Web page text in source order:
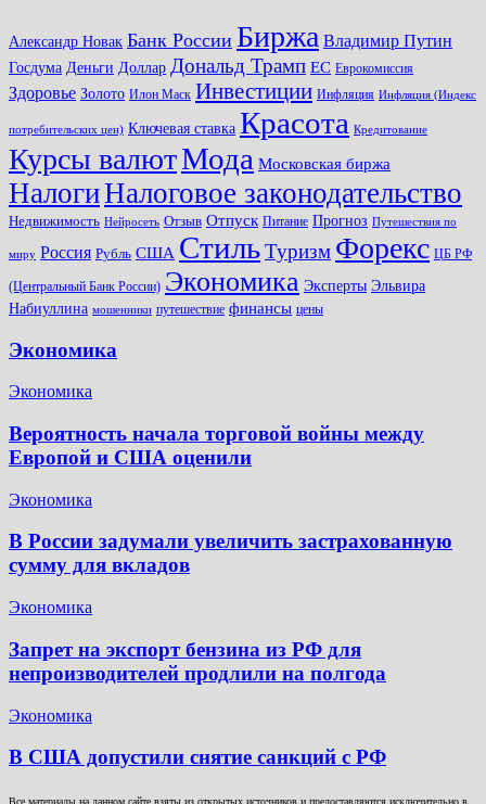
Александр Новак Банк России Биржа Владимир Путин
Госдума Деньги Доллар Дональд Трамп ЕС Еврокомиссия
Здоровье Золото Илон Маск Инвестиции Инфляция Инфляция (Индекс
потребительских цен) Ключевая ставка Красота Кредитование
Курсы валютМода Московская биржа
НалогиНалоговое законодательство
Недвижимость Нейросеть Отзыв Отпуск Питание Прогноз Путешествия по
миру Россия Рубль США СтильТуризм Форекс ЦБ РФ
(Центральный Банк России) Экономика Эксперты Эльвира
Набиуллина мошенники путешествие финансы цены
Экономика
Экономика
Вероятность начала торговой войны между
Европой и США оценили
Экономика
В России задумали увеличить застрахованную
сумму для вкладов
Экономика
Запрет на экспорт бензина из РФ для
непроизводителей продлили на полгода
Экономика
В США допустили снятие санкций с РФ
Все материалы на данном сайте взяты из открытых источников и предоставляются исключительно в